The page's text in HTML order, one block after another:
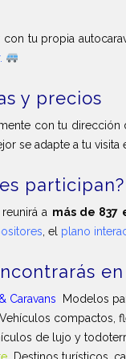
con tu propia
.
y precios
con tu
se adapte a tu visita
participan?
a más de 837
, el plano
en
Caravans Modelos
compactos,
de lujo y